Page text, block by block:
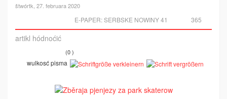
štwórtk, 27. februara 2020
365
E-PAPER:SERBSKE NOWINY 41
artikl hódnoćić
(0 )
wulkosć pisma